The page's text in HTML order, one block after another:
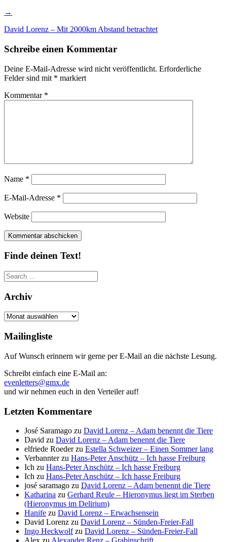
→
David Lorenz – Mit 2000km Abstand betrachtet
Schreibe einen Kommentar
Deine E-Mail-Adresse wird nicht veröffentlicht. Erforderliche
Felder sind mit * markiert
Kommentar *
Name *
E-Mail-Adresse *
Website
Finde deinen Text!
Search
for:
Archiv
Archiv
Mailingliste
Auf Wunsch erinnern wir gerne per E-Mail an die nächste Lesung.
Schreibt einfach eine E-Mail an:
evenletters@gmx.de
und wir nehmen euch in den Verteiler auf!
Letzten Kommentare
José Saramago zu David Lorenz – Adam benennt die Tiere
David zu David Lorenz – Adam benennt die Tiere
elfriede Roederzu Estella Schweizer – Einen Sommer lang
Verbannterzu Hans-Peter Anschütz – Ich hasse Freiburg
Ich zu Hans-Peter Anschütz – Ich hasse Freiburg
Ich zu Hans-Peter Anschütz – Ich hasse Freiburg
josé saramago zu David Lorenz – Adam benennt die Tiere
Katharina zu Gerhard Reule – Hieronymus liegt im Sterben
(Hieronymus im Delirium)
Hanife zu David Lorenz – Erwachsensein
David Lorenz zu David Lorenz – Sünden-Freier-Fall
Ingo Heckwolfzu David Lorenz – Sünden-Freier-Fall